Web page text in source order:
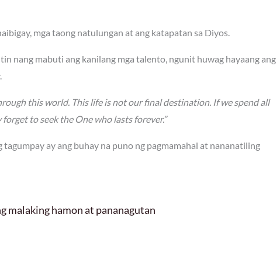
mga taong natulungan at ang katapatan sa Diyos.
nang mabuti ang kanilang mga talento, ngunit huwag hayaang ang
this world. This life is not our final destination. If we spend all
to seek the One who lasts forever.”
ay ang buhay na puno ng pagmamahal at nananatiling
malaking hamon at pananagutan